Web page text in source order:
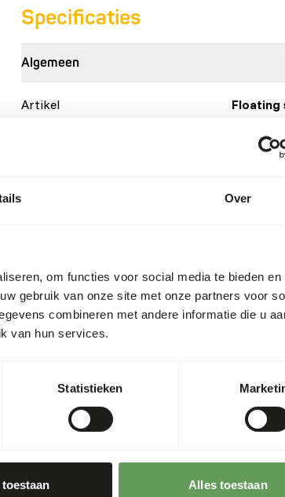
Over
om functies voor social media te bieden en
gebruik van onze site met onze partners voor
combineren met andere informatie die u
van hun services.
Statistieken
Alles toestaan
Specificaties
Algemeen
Artikel
Floating
VL039
15 kg
Details
Merk
Voedingsadvies
• Provide freely on the water. Pay attention
consumed within 5 minutes.